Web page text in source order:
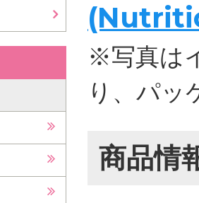
※写真は
り、パッ
商品情